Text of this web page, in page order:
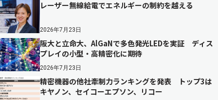
レーザー無線給電でエネルギーの制約を越える
2026年7月23日
阪大と立命大、AlGaNで多色発光LEDを実証 ディス
プレイの小型・高精密化に期待
2026年7月23日
精密機器の他社牽制力ランキングを発表 トップ3は
キヤノン、セイコーエプソン、リコー